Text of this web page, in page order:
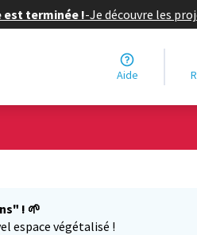
est terminée !-Je découvre les
Aide
! 🌱
espace végétalisé !